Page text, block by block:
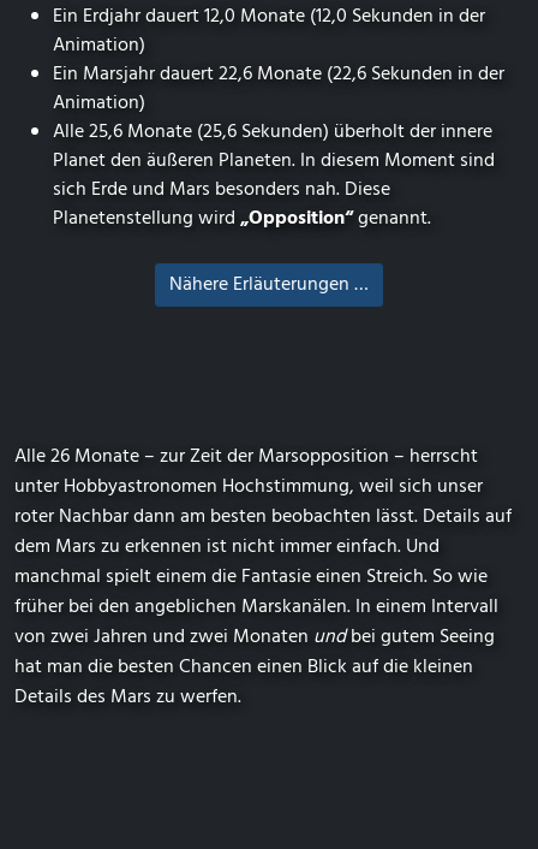
Ein Erdjahr dauert 12,0 Monate (12,0 Sekunden in der
Animation)
Ein Marsjahr dauert 22,6 Monate (22,6 Sekunden in der
Animation)
Alle 25,6 Monate (25,6 Sekunden) überholt der innere
Planet den äußeren Planeten. In diesem Moment sind
sich Erde und Mars besonders nah. Diese
Planetenstellung wird„Opposition“genannt.
Nähere Erläuterungen …
Alle 26 Monate – zur Zeit der Marsopposition – herrscht
unter Hobbyastronomen Hochstimmung, weil sich unser
roter Nachbar dann am besten beobachten lässt. Details auf
dem Mars zu erkennen ist nicht immer einfach. Und
manchmal spielt einem die Fantasie einen Streich. So wie
früher bei den angeblichen Marskanälen. In einem Intervall
von zwei Jahren und zwei Monaten undbei gutem Seeing
hat man die besten Chancen einen Blick auf die kleinen
Details des Mars zu werfen.